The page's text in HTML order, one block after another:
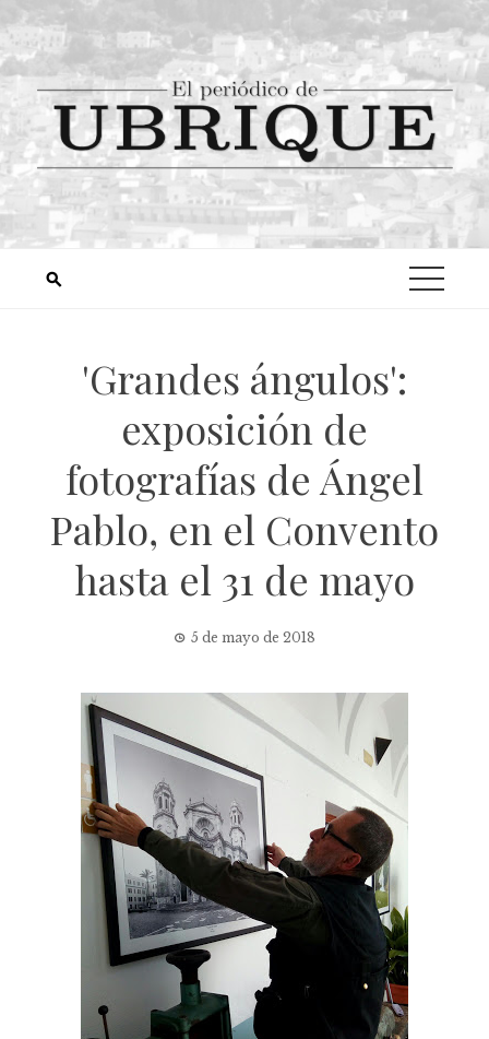
'Grandes ángulos':
exposición de
fotografías de Ángel
Pablo, en el Convento
hasta el 31 de mayo
5 de mayo de 2018